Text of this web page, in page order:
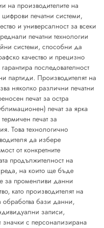
на производителите на
печатни системи,
и универсалност за всеки
печатни технологии
системи, способни да
качество и прецизно
последователност
партиди. Производителят на
няколко различни печатни
печат за остра
печат за ярка
печат за
Това технологично
да избере
от конкретните
продължителност на
на които ще бъде
за променливи данни
като производителят на
бази данни,
записи,
значки с персонализирана